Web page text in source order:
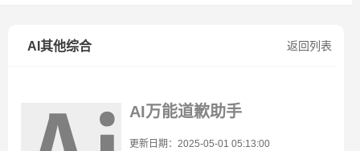
返回列表
AI其他综合
AI万能道歉助手
更新日期：2025-05-01 05:13:00